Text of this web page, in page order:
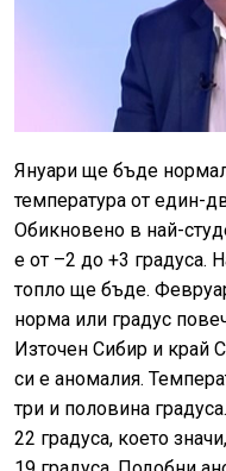
Януари ще бъде
температура от един-
Обикновено в най-
е от –2 до +3 градуса.
топло ще бъде.
норма или градус
Източен Сибир и край
си е аномалия.
три и половина
22 градуса, което